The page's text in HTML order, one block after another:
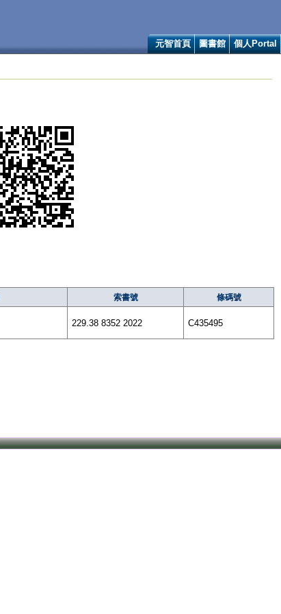
元智首頁 圖書館 個人Portal
索書號 條碼號
229.38 8352 2022 C435495